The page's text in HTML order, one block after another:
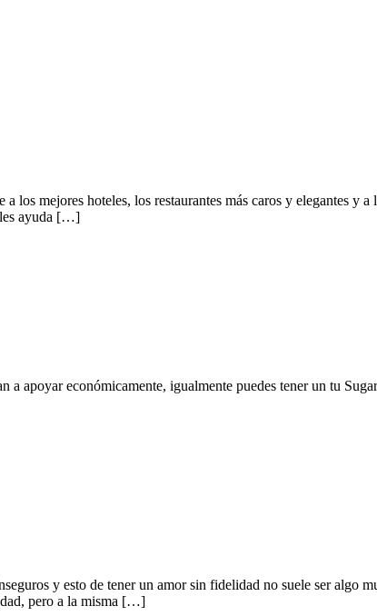
mejores hoteles, los restaurantes más caros y elegantes y
les ayuda […]
apoyar económicamente, igualmente puedes tener un tu
y esto de tener un amor sin fidelidad no suele ser algo
pero a la misma […]